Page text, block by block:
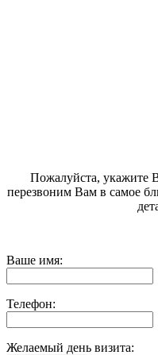
Пожалуйста, укажите
перезвоним Вам в самое
Ваше имя:
Телефон:
Желаемый день визита: